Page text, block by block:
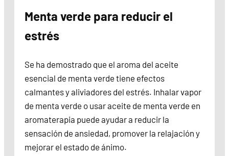
Menta verde para reducir el
estrés
Se ha demostrado que el aroma del aceite
esencial de menta verde tiene efectos
calmantes y aliviadores del estrés. Inhalar vapor
de menta verde o usar aceite de menta verde en
aromaterapia puede ayudar a reducir la
sensación de ansiedad, promover la relajación y
mejorar el estado de ánimo.